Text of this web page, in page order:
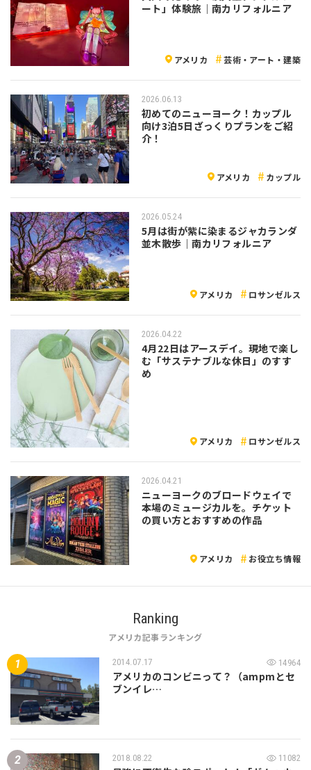
ート」体験旅｜南カリフォルニア
アメリカ 芸術・アート・建築
2026.06.13
初めてのニューヨーク！カップル
向け3泊5日ざっくりプランをご紹
介！
アメリカ カップル
2026.05.24
5月は街が紫に染まるジャカランダ
並木散歩｜南カリフォルニア
アメリカ ロサンゼルス
2026.04.22
4月22日はアースデイ。現地で楽し
む「サステナブルな休日」のすす
め
アメリカ ロサンゼルス
2026.04.21
ニューヨークのブロードウェイで
本場のミュージカルを。チケット
の買い方とおすすめの作品
アメリカ お役立ち情報
Ranking
アメリカ記事ランキング
2014.07.17 14964
アメリカのコンビニって？（ampmとセ
ブンイレ…
2018.08.22 11082